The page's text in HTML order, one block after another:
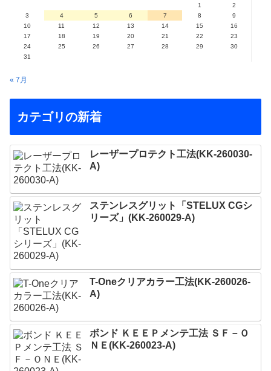
1
2
3
4 5 6 7 8
9
10
11 12 13 14 15
16
17
18 19 20 21 22
23
24
25 26 27 28 29
30
31
« 7月
カテゴリの新着
レーザープロテクト⼯法(KK-260030-
A)
ステンレスグリット「STELUX CGシ
リーズ」(KK-260029-A)
T-Oneクリアカラー工法(KK-260026-
A)
ボンド ＫＥＥＰメンテ工法 ＳＦ－Ｏ
ＮＥ(KK-260023-A)